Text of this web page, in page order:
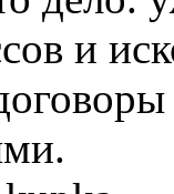
и